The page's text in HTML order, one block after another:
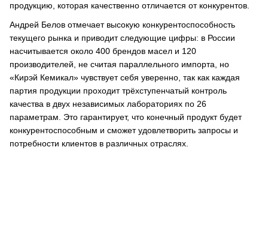
продукцию, которая качественно отличается от конкурентов.
Андрей Белов отмечает высокую конкурентоспособность
текущего рынка и приводит следующие цифры: в России
насчитывается около 400 брендов масел и 120
производителей, не считая параллельного импорта, но
«Кирэй Кемикал» чувствует себя уверенно, так как каждая
партия продукции проходит трёхступенчатый контроль
качества в двух независимых лабораториях по 26
параметрам. Это гарантирует, что конечный продукт будет
конкурентоспособным и сможет удовлетворить запросы и
потребности клиентов в различных отраслях.